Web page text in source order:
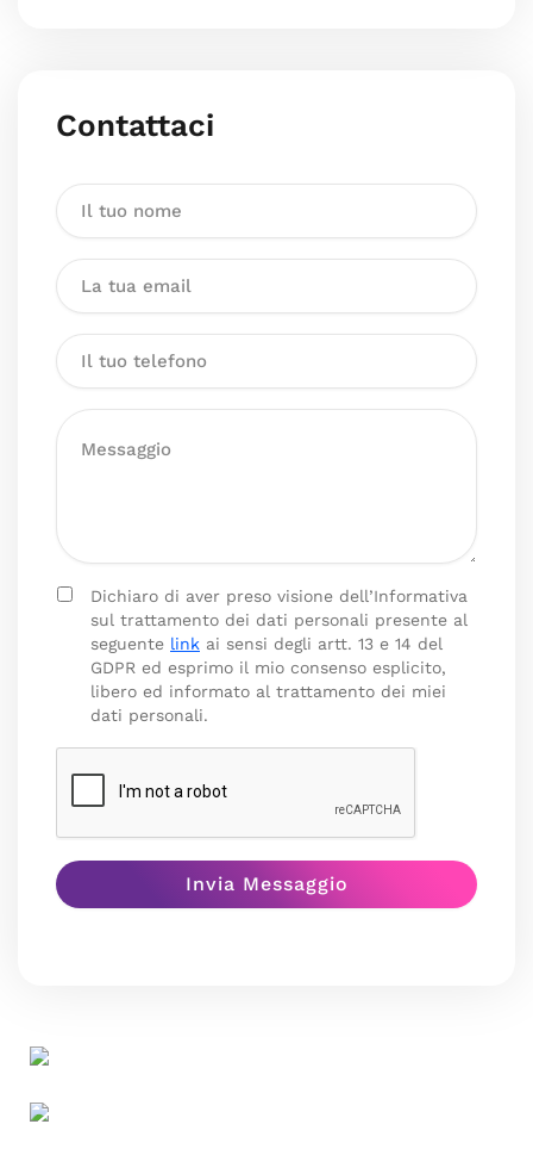
Contattaci
Dichiaro di aver preso visione dell’Informativa
sul trattamento dei dati personali presente al
seguente link ai sensi degli artt. 13 e 14 del
GDPR ed esprimo il mio consenso esplicito,
libero ed informato al trattamento dei miei
dati personali.